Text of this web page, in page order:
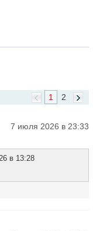
2
1
7 июля 2026 в 23:33
в 13:28